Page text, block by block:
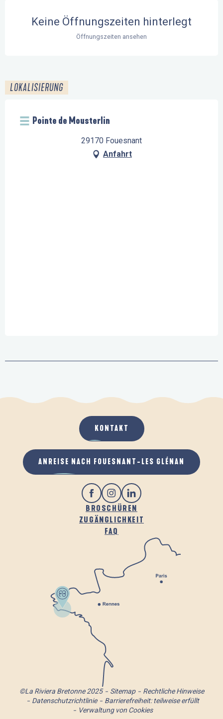
Keine Öffnungszeiten hinterlegt
Öffnungszeiten ansehen
LOKALISIERUNG
Pointe de Mousterlin
29170 Fouesnant
Anfahrt
BROSCHÜREN
ZUGÄNGLICHKEIT
FAQ
KONTAKT
ANREISE NACH FOUESNANT-LES GLÉNAN
©La Riviera Bretonne 2025 Sitemap
Rechtliche Hinweise
Datenschutzrichtlinie
Barrierefreiheit: teilweise erfüllt
Verwaltung von Cookies